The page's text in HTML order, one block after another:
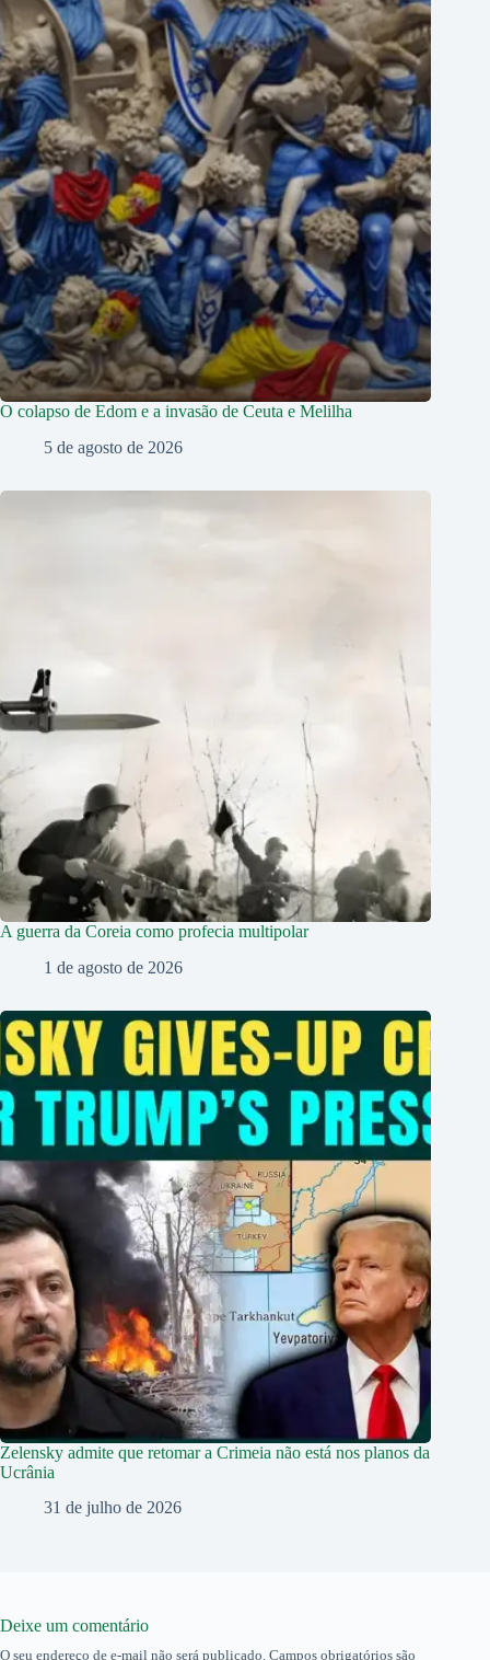
O colapso de Edom e a invasão de Ceuta e Melilha
5 de agosto de 2026
A guerra da Coreia como profecia multipolar
1 de agosto de 2026
Zelensky admite que retomar a Crimeia não está nos planos da
Ucrânia
31 de julho de 2026
Deixe um comentário
O seu endereço de e-mail não será publicado. Campos obrigatórios são